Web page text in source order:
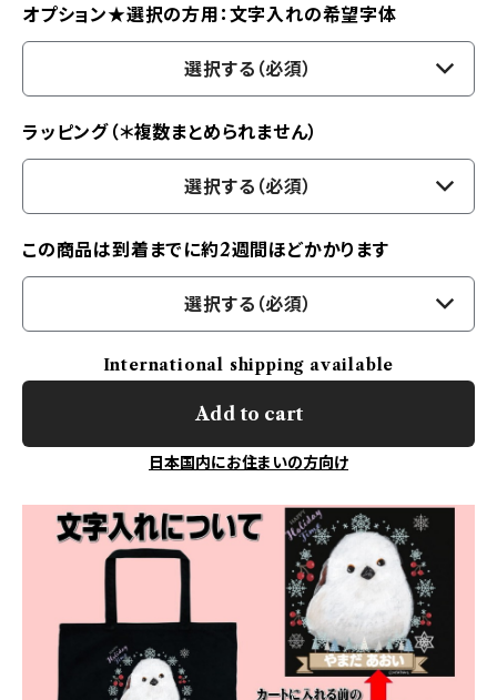
オプション★選択の方用：文字入れの希望字体
選択する（必須）
ラッピング（＊複数まとめられません）
選択する（必須）
この商品は到着までに約2週間ほどかかります
選択する（必須）
International shipping available
Add to cart
日本国内にお住まいの方向け